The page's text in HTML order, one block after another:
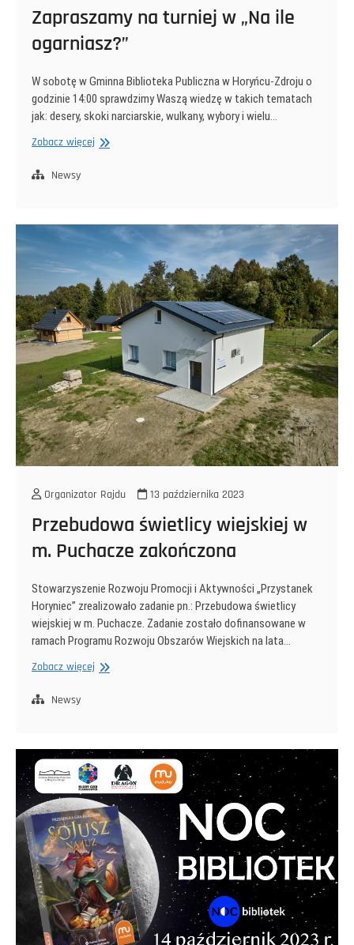
Zapraszamy na turniej w „Na ile
ogarniasz?”
W sobotę w Gminna Biblioteka Publiczna w Horyńcu-Zdroju o
godzinie 14:00 sprawdzimy Waszą wiedzę w takich tematach
jak: desery, skoki narciarskie, wulkany, wybory i wielu…
Zobacz więcej Zapraszamy
ile
ogarniasz?”
Newsy
Organizator Rajdu 13 października 2023
Przebudowa świetlicy wiejskiej w
m. Puchacze zakończona
Stowarzyszenie Rozwoju Promocji i Aktywności „Przystanek
Horyniec” zrealizowało zadanie pn.: Przebudowa świetlicy
wiejskiej w m. Puchacze. Zadanie zostało dofinansowane w
ramach Programu Rozwoju Obszarów Wiejskich na lata…
Zobacz więcej Przebudowa
Puchacze
zakończona
Newsy